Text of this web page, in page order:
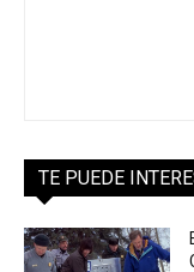
TE PUEDE